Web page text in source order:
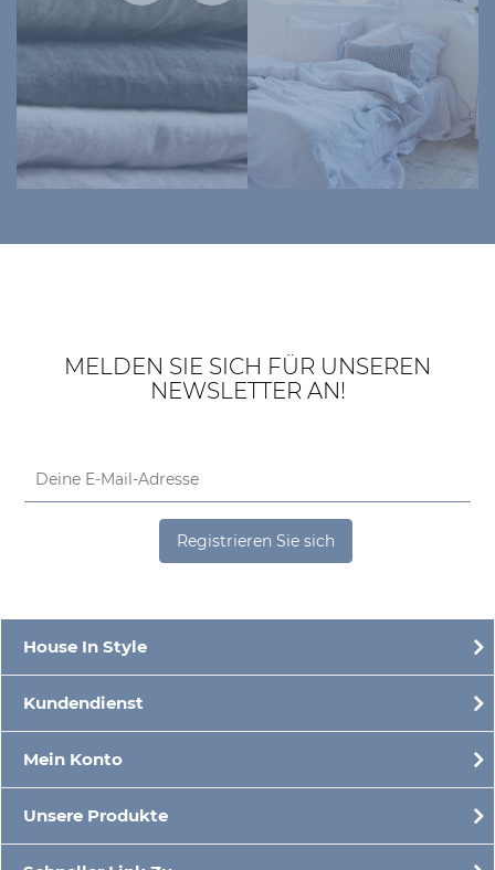
MELDEN SIE SICH FÜR UNSEREN
NEWSLETTER AN!
Registrieren Sie sich
House In Style
Kundendienst
Mein Konto
Unsere Produkte